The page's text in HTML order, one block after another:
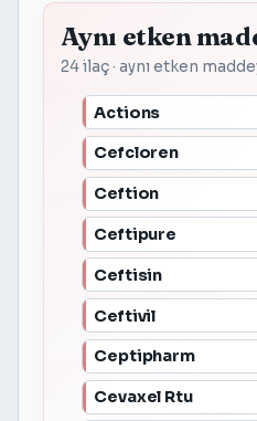
Aynı etken
24 ilaç · aynı etken
Actions
Cefcloren
Ceftion
Ceftipure
Ceftisin
Ceftivil
Ceptipharm
Cevaxel Rtu